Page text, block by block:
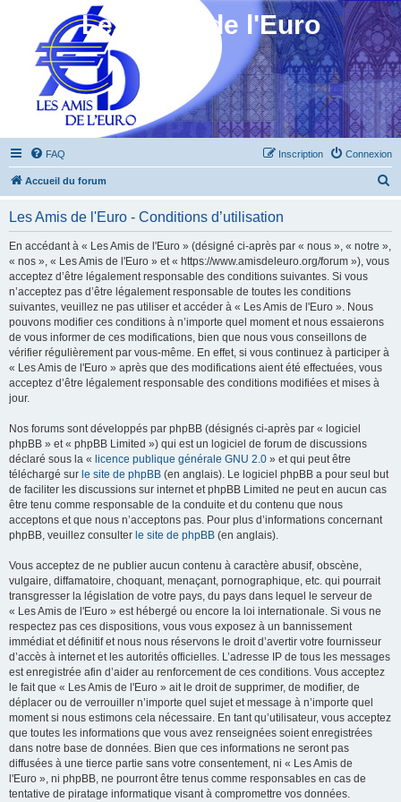
Les Amis de l'Euro
FAQ Connexion
Inscription
Accueil du forum
Les Amis de l'Euro - Conditions d’utilisation
En accédant à « Les Amis de l'Euro » (désigné ci-après par « nous », « notre »,
« nos », « Les Amis de l'Euro » et « https://www.amisdeleuro.org/forum »), vous
acceptez d’être légalement responsable des conditions suivantes. Si vous
n’acceptez pas d’être légalement responsable de toutes les conditions
suivantes, veuillez ne pas utiliser et accéder à « Les Amis de l'Euro ». Nous
pouvons modifier ces conditions à n’importe quel moment et nous essaierons
de vous informer de ces modifications, bien que nous vous conseillons de
vérifier régulièrement par vous-même. En effet, si vous continuez à participer à
« Les Amis de l'Euro » après que des modifications aient été effectuées, vous
acceptez d’être légalement responsable des conditions modifiées et mises à
jour.
Nos forums sont développés par phpBB (désignés ci-après par « logiciel
phpBB » et « phpBB Limited ») qui est un logiciel de forum de discussions
déclaré sous la « licence publique générale GNU 2.0 » et qui peut être
téléchargé sur le site de phpBB (en anglais). Le logiciel phpBB a pour seul but
de faciliter les discussions sur internet et phpBB Limited ne peut en aucun cas
être tenu comme responsable de la conduite et du contenu que nous
acceptons et que nous n’acceptons pas. Pour plus d’informations concernant
phpBB, veuillez consulter le site de phpBB (en anglais).
Vous acceptez de ne publier aucun contenu à caractère abusif, obscène,
vulgaire, diffamatoire, choquant, menaçant, pornographique, etc. qui pourrait
transgresser la législation de votre pays, du pays dans lequel le serveur de
« Les Amis de l'Euro » est hébergé ou encore la loi internationale. Si vous ne
respectez pas ces dispositions, vous vous exposez à un bannissement
immédiat et définitif et nous nous réservons le droit d’avertir votre fournisseur
d’accès à internet et les autorités officielles. L’adresse IP de tous les messages
est enregistrée afin d’aider au renforcement de ces conditions. Vous acceptez
le fait que « Les Amis de l'Euro » ait le droit de supprimer, de modifier, de
déplacer ou de verrouiller n’importe quel sujet et message à n’importe quel
moment si nous estimons cela nécessaire. En tant qu’utilisateur, vous acceptez
que toutes les informations que vous avez renseignées soient enregistrées
dans notre base de données. Bien que ces informations ne seront pas
diffusées à une tierce partie sans votre consentement, ni « Les Amis de
l'Euro », ni phpBB, ne pourront être tenus comme responsables en cas de
tentative de piratage informatique visant à compromettre vos données.